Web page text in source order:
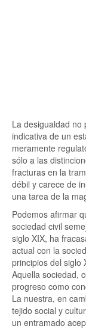
La desigualdad no
indicativa de un
meramente
sólo a las
fracturas en la
débil y carece de
una tarea de la
Podemos afirmar
sociedad civil
siglo XIX, ha
actual con la
principios del siglo
Aquella sociedad,
progreso como
La nuestra, en
tejido social y
un entramado